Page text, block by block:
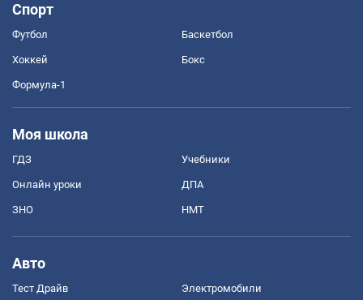
Спорт
Футбол Баскетбол
Хоккей Бокс
Формула-1
Моя школа
ГДЗ Учебники
Онлайн уроки ДПА
ЗНО НМТ
Авто
Тест Драйв Электромобили